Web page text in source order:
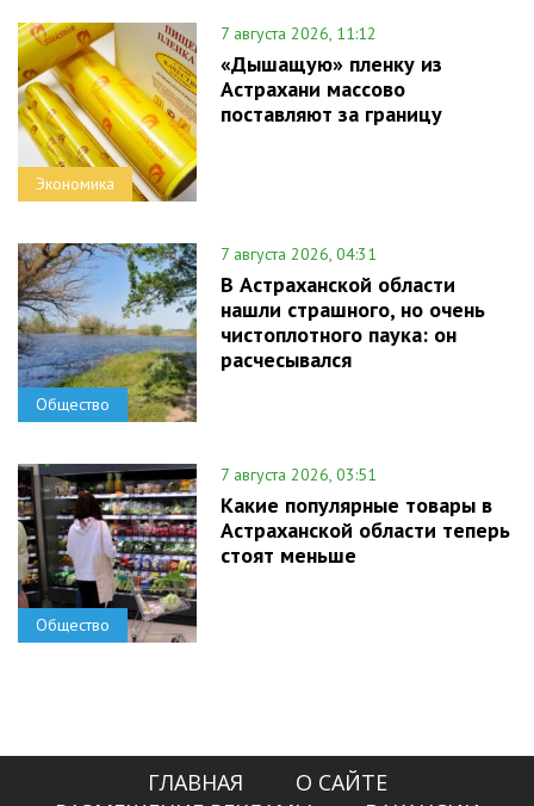
Экономика
7 августа 2026, 11:12
«Дышащую» пленку из
Астрахани массово
поставляют за границу
Общество
7 августа 2026, 04:31
В Астраханской области
нашли страшного, но очень
чистоплотного паука: он
расчесывался
Общество
7 августа 2026, 03:51
Какие популярные товары в
Астраханской области теперь
стоят меньше
ГЛАВНАЯ
О САЙТЕ